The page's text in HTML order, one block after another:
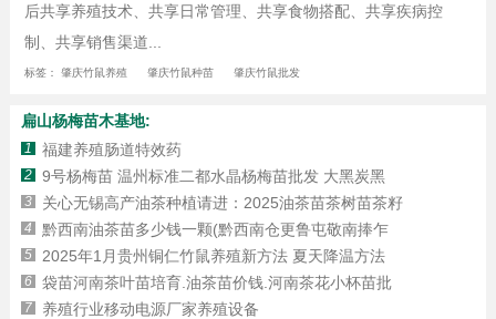
后共享养殖技术、共享日常管理、共享食物搭配、共享疾病控
制、共享销售渠道...
标签： 肇庆竹鼠养殖 肇庆竹鼠种苗 肇庆竹鼠批发
扁山杨梅苗木基地:
1 福建养殖肠道特效药
2 9号杨梅苗 温州标准二都水晶杨梅苗批发 大黑炭黑
3 关心无锡高产油茶种植请进：2025油茶苗茶树苗茶籽
4 黔西南油茶苗多少钱一颗(黔西南仓更鲁屯敬南捧乍
5 2025年1月贵州铜仁竹鼠养殖新方法 夏天降温方法
6 袋苗河南茶叶苗培育.油茶苗价钱.河南茶花小杯苗批
7 养殖行业移动电源厂家养殖设备